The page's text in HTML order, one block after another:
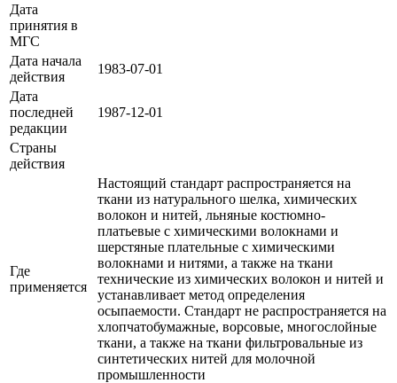
Дата
принятия в
МГС
Дата начала
действия
1983-07-01
Дата
последней
редакции
1987-12-01
Страны
действия
Где
применяется
Настоящий стандарт распространяется на
ткани из натурального шелка, химических
волокон и нитей, льняные костюмно-
платьевые с химическими волокнами и
шерстяные плательные с химическими
волокнами и нитями, а также на ткани
технические из химических волокон и нитей и
устанавливает метод определения
осыпаемости. Стандарт не распространяется на
хлопчатобумажные, ворсовые, многослойные
ткани, а также на ткани фильтровальные из
синтетических нитей для молочной
промышленности